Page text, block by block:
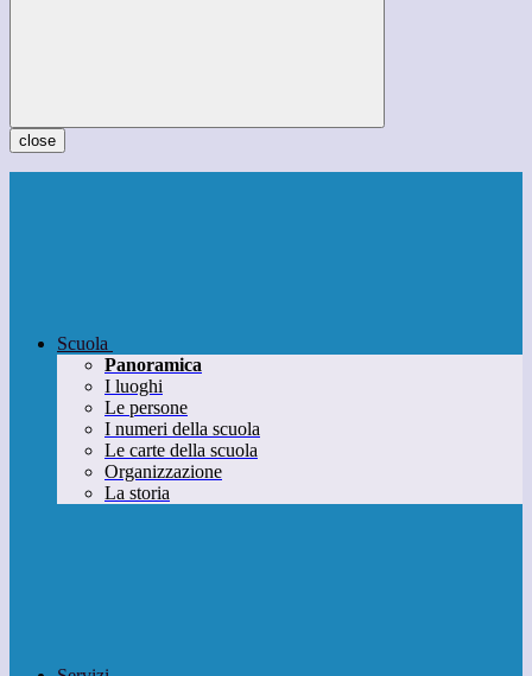
close
Scuola
Panoramica
I luoghi
Le persone
I numeri della scuola
Le carte della scuola
Organizzazione
La storia